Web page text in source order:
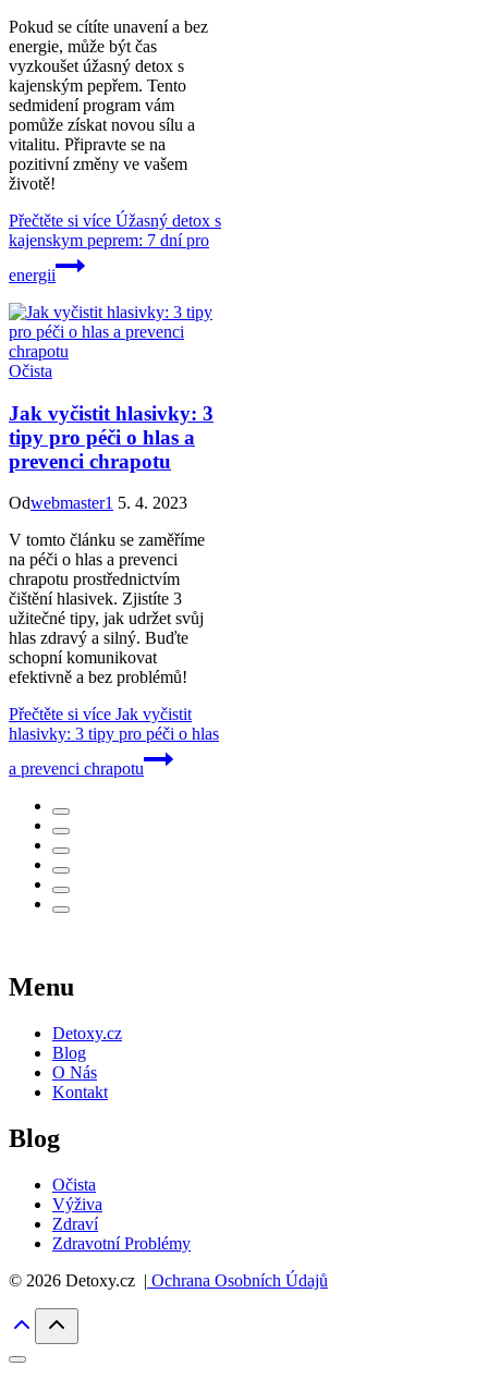
Pokud se cítíte unavení a bez
energie, může být čas
vyzkoušet úžasný detox s
kajenským pepřem. Tento
sedmidení program vám
pomůže získat novou sílu a
vitalitu. Připravte se na
pozitivní změny ve vašem
životě!
Přečtěte si více Úžasný detox s
kajenskym peprem: 7 dní pro
energii
Očista
Jak vyčistit hlasivky: 3
tipy pro péči o hlas a
prevenci chrapotu
Odwebmaster1 5. 4. 2023
V tomto článku se zaměříme
na péči o hlas a prevenci
chrapotu prostřednictvím
čištění hlasivek. Zjistíte 3
užitečné tipy, jak udržet svůj
hlas zdravý a silný. Buďte
schopní komunikovat
efektivně a bez problémů!
Přečtěte si více Jak vyčistit
hlasivky: 3 tipy pro péči o hlas
a prevenci chrapotu
Menu
Detoxy.cz
Blog
O Nás
Kontakt
Blog
Očista
Výživa
Zdraví
Zdravotní Problémy
© 2026 Detoxy.cz | Ochrana Osobních Údajů